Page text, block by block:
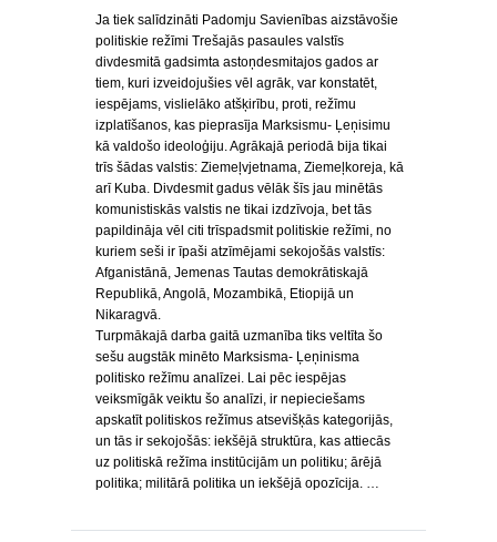
Ja tiek salīdzināti Padomju Savienības aizstāvošie
politiskie režīmi Trešajās pasaules valstīs
divdesmitā gadsimta astoņdesmitajos gados ar
tiem, kuri izveidojušies vēl agrāk, var konstatēt,
iespējams, vislielāko atšķirību, proti, režīmu
izplatīšanos, kas pieprasīja Marksismu- Ļeņisimu
kā valdošo ideoloģiju. Agrākajā periodā bija tikai
trīs šādas valstis: Ziemeļvjetnama, Ziemeļkoreja, kā
arī Kuba. Divdesmit gadus vēlāk šīs jau minētās
komunistiskās valstis ne tikai izdzīvoja, bet tās
papildināja vēl citi trīspadsmit politiskie režīmi, no
kuriem seši ir īpaši atzīmējami sekojošās valstīs:
Afganistānā, Jemenas Tautas demokrātiskajā
Republikā, Angolā, Mozambikā, Etiopijā un
Nikaragvā.
Turpmākajā darba gaitā uzmanība tiks veltīta šo
sešu augstāk minēto Marksisma- Ļeņinisma
politisko režīmu analīzei. Lai pēc iespējas
veiksmīgāk veiktu šo analīzi, ir nepieciešams
apskatīt politiskos režīmus atsevišķās kategorijās,
un tās ir sekojošās: iekšējā struktūra, kas attiecās
uz politiskā režīma institūcijām un politiku; ārējā
politika; militārā politika un iekšējā opozīcija. …